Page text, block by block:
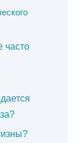
часто